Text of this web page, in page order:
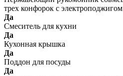
трех конфорок с электроподжигом
Да
Смеситель для кухни
Да
Кухонная крышка
Да
Поддон для посуды
Да